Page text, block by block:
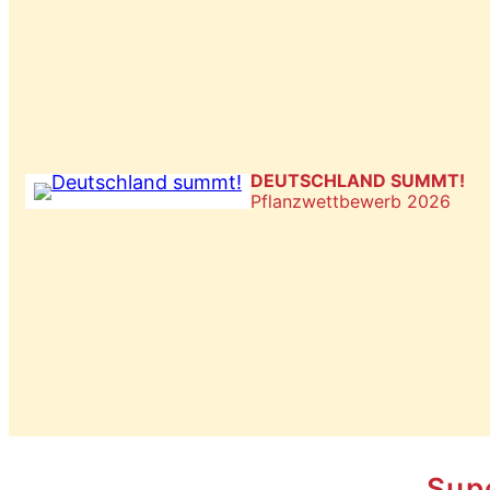
DEUTSCHLAND SUMMT!
Pflanzwettbewerb 2026